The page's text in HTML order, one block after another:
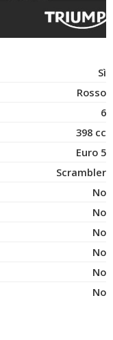
Sì
Rosso
6
398 cc
Euro 5
Scrambler
No
No
No
No
No
No